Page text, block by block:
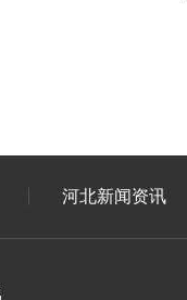
河北新闻资讯